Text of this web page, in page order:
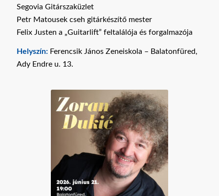
Segovia Gitárszaküzlet
Petr Matousek cseh gitárkészítő mester
Felix Justen a „Guitarlift” feltalálója és forgalmazója
Helyszín:Ferencsik János Zeneiskola – Balatonfüred,
Ady Endre u. 13.